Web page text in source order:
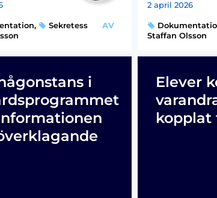
, Sekretess
AV
2 april 2026
Staffan Olsson
i
Elever
kopplat